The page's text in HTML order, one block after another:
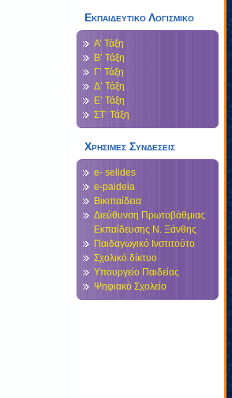
Εκπαιδευτικο Λογισμικο
Α’ Τάξη
Β’ Τάξη
Γ’ Τάξη
Δ’ Τάξη
Ε’ Τάξη
ΣΤ’ Τάξη
Χρησιμες Συνδεσεις
e- selides
e-paideia
Βικιπαίδεια
Διεύθυνση Πρωτοβάθμιας
Εκπαίδευσης Ν. Ξάνθης
Παιδαγωγικό Ινστιτούτο
Σχολικό δίκτυο
Υπουργείο Παιδείας
Ψηφιακό Σχολείο